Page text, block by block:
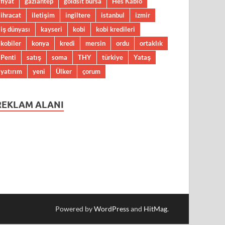
ihracat
iletişim ingiltere istanbul
izmir
iş dünyası
kayseri kobi
kobi kredileri
kobiler
konya kredi mersin ordu
ortaklık
Penti
satış soma THY türkiye
Yataş
yatırım
yeni Ülker çorum
ALANI
Powered byWordPressand HitMag.